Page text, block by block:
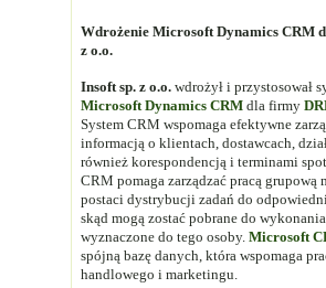
Wdrożenie Microsoft Dynamics CRM
z o.o.
Insoft sp. z o.o. wdrożył i przystosował
Microsoft Dynamics CRM dla firmy
System CRM wspomaga efektywne
informacją o klientach, dostawcach,
również korespondencją i terminami
CRM pomaga zarządzać pracą grupową
postaci dystrybucji zadań do
skąd mogą zostać pobrane do
wyznaczone do tego osoby. Microsoft
spójną bazę danych, która wspomaga
handlowego i marketingu.